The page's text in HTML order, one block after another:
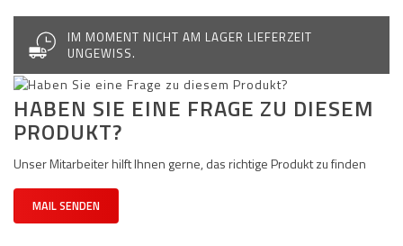
IM MOMENT NICHT AM LAGER LIEFERZEIT
UNGEWISS.
HABEN SIE EINE FRAGE ZU DIESEM
PRODUKT?
Unser Mitarbeiter hilft Ihnen gerne, das richtige Produkt zu finden
MAIL SENDEN